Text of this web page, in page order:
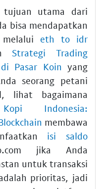
tujuan utama dari
bisa mendapatkan
eth to idr
Strategi Trading
Pasar Koin yang
seorang petani
lihat bagaimana
Indonesia:
membawa
isi saldo
jika Anda
untuk transaksi
prioritas, jadi